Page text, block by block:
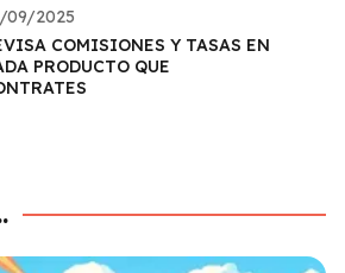
09/2025
COMISIONES Y TASAS EN
PRODUCTO QUE